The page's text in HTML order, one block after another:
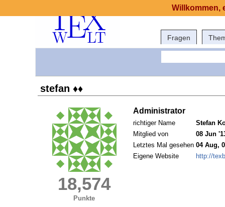
Fragen
stefan ♦♦
18,574
Punkte
Administrator
richtiger Name
Stefan
Mitglied von
08 Jun
Letztes Mal gesehen 04 Aug,
Eigene Website
http://
Willkommen,